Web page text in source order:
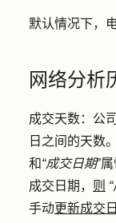
默认情况下，
网络分析
成交天数： 公
日之间的天数
和“成交日期”
成交日期， 则
手动更新成交